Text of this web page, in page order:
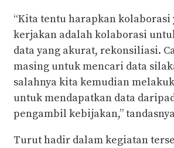
“Kita tentu harapkan kolaborasi
kerjakan adalah kolaborasi
data yang akurat, rekonsiliasi.
masing untuk mencari data
salahnya kita kemudian
untuk mendapatkan data
pengambil kebijakan,”
Turut hadir dalam kegiatan